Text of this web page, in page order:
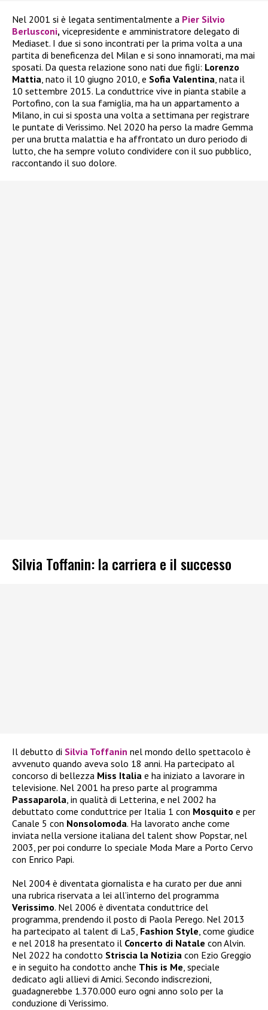
Nel 2001 si è legata sentimentalmente a Pier Silvio
Berlusconi, vicepresidente e amministratore delegato di
Mediaset. I due si sono incontrati per la prima volta a una
partita di beneficenza del Milan e si sono innamorati, ma mai
sposati. Da questa relazione sono nati due figli: Lorenzo
Mattia , nato il 10 giugno 2010, e Sofia Valentina , nata il
10 settembre 2015. La conduttrice vive in pianta stabile a
Portofino, con la sua famiglia, ma ha un appartamento a
Milano, in cui si sposta una volta a settimana per registrare
le puntate di Verissimo. Nel 2020 ha perso la madre Gemma
per una brutta malattia e ha affrontato un duro periodo di
lutto, che ha sempre voluto condividere con il suo pubblico,
raccontando il suo dolore.
Silvia Toffanin: la carriera e il successo
Il debutto di Silvia Toffanin nel mondo dello spettacolo è
avvenuto quando aveva solo 18 anni. Ha partecipato al
concorso di bellezza Miss Italia e ha iniziato a lavorare in
televisione. Nel 2001 ha preso parte al programma
Passaparola, in qualità di Letterina, e nel 2002 ha
debuttato come conduttrice per Italia 1 con Mosquito e per
Canale 5 con Nonsolomoda. Ha lavorato anche come
inviata nella versione italiana del talent show Popstar, nel
2003, per poi condurre lo speciale Moda Mare a Porto Cervo
con Enrico Papi.
Nel 2004 è diventata giornalista e ha curato per due anni
una rubrica riservata a lei all’interno del programma
Verissimo. Nel 2006 è diventata conduttrice del
programma, prendendo il posto di Paola Perego. Nel 2013
ha partecipato al talent di La5, Fashion Style, come giudice
e nel 2018 ha presentato il Concerto di Natale con Alvin.
Nel 2022 ha condotto Striscia la Notizia con Ezio Greggio
e in seguito ha condotto anche This is Me, speciale
dedicato agli allievi di Amici. Secondo indiscrezioni,
guadagnerebbe 1.370.000 euro ogni anno solo per la
conduzione di Verissimo.